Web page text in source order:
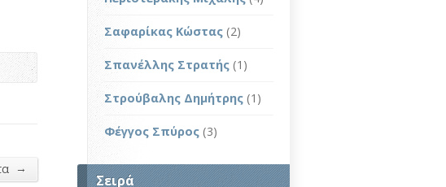
→
Σαφαρίκας Κώστας (2)
Σπανέλλης Στρατής (1)
Στρούβαλης Δημήτρης (1)
Φέγγος Σπύρος (3)
Σειρά